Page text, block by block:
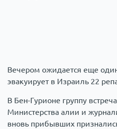
Вечером ожидается еще
эвакуирует в Израиль 22
В Бен-Гурионе группу
Министерства алии и
вновь прибывших